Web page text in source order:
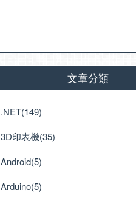
文章分類
.NET(149)
3D印表機(35)
Android(5)
Arduino(5)